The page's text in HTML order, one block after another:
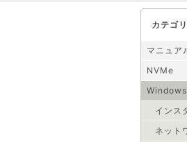
カテゴリ
マニュア
NVMe
インス
ネット